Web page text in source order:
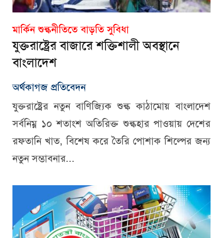
মার্কিন শুল্কনীতিতে বাড়তি সুবিধা
যুক্তরাষ্ট্রের বাজারে শক্তিশালী অবস্থানে
বাংলাদেশ
অর্থকাগজ প্রতিবেদন
যুক্তরাষ্ট্রের নতুন বাণিজ্যিক শুল্ক কাঠামোয় বাংলাদেশ
সর্বনিম্ন ১০ শতাংশ অতিরিক্ত শুল্কহার পাওয়ায় দেশের
রফতানি খাত, বিশেষ করে তৈরি পোশাক শিল্পের জন্য
নতুন সম্ভাবনার...